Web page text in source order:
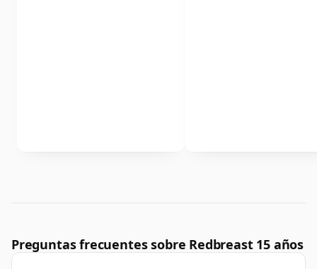
Preguntas frecuentes sobre Redbreast 15 años